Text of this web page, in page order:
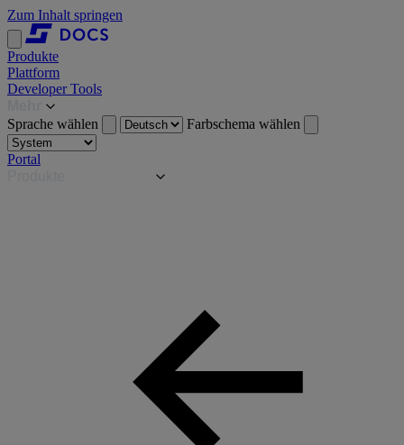
Zum Inhalt springen
Produkte
Plattform
Developer Tools
Sprache wählen
Farbschema wählen
Portal